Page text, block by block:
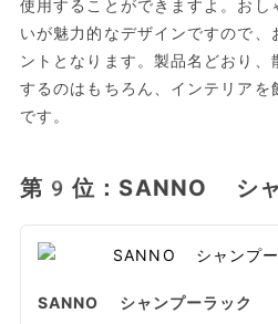
使用することができますよ。おし
いが魅力的なデザインですので、
ントとなります。製品名どおり
するのはもちろん、インテリアを
です。
第9位：SANNO シャ
SANNO シャンプーラック